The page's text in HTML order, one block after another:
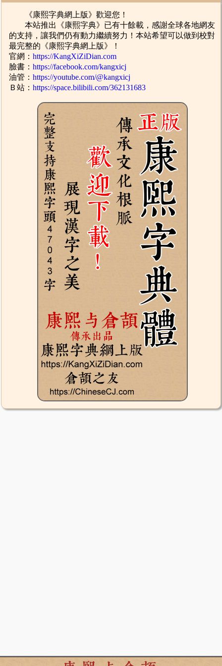
《康熙字典網上版》歡迎您！
本站推出《康熙字典》已有十餘載，感謝全球各地網友
的支持，讓我們仍有動力繼續努力！本站希望可以做到校對
最完整的《康熙字典網上版》！
官網：https://KangXiZiDian.com
臉書：https://facebook.com/kangxicj
油管：https://youtube.com/@kangxicj
Ｂ站：https://space.bilibili.com/362131683